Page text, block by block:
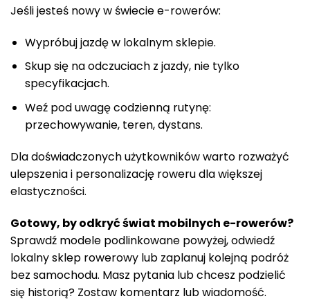
Jeśli jesteś nowy w świecie e-rowerów:
Wypróbuj jazdę w lokalnym sklepie.
Skup się na odczuciach z jazdy, nie tylko
specyfikacjach.
Weź pod uwagę codzienną rutynę:
przechowywanie, teren, dystans.
Dla doświadczonych użytkowników warto rozważyć
ulepszenia i personalizację roweru dla większej
elastyczności.
Gotowy, by odkryć świat mobilnych e-rowerów?
Sprawdź modele podlinkowane powyżej, odwiedź
lokalny sklep rowerowy lub zaplanuj kolejną podróż
bez samochodu. Masz pytania lub chcesz podzielić
się historią? Zostaw komentarz lub wiadomość.